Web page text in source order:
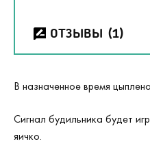
ОТЗЫВЫ (1)
В назначенное время
Сигнал будильника будет
яичко.